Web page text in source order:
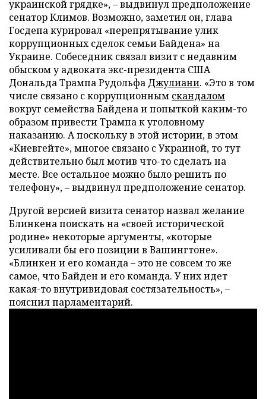
украинской грядке», – выдвинул предположение
сенатор Климов. Возможно, заметил он, глава
Госдепа курировал «перепрятывание улик
коррупционных сделок семьи Байдена» на
Украине. Собеседник связал визит с недавним
обыском у адвоката экс-президента США
Дональда Трампа Рудольфа Джулиани. «Это в том
числе связано с коррупционным скандалом
вокруг семейства Байдена и попыткой каким-то
образом привести Трампа к уголовному
наказанию. А поскольку в этой истории, в этом
«Киевгейте», многое связано с Украиной, то тут
действительно был мотив что-то сделать на
месте. Все остальное можно было решить по
телефону», – выдвинул предположение сенатор.
Другой версией визита сенатор назвал желание
Блинкена поискать на «своей исторической
родине» некоторые аргументы, «которые
усиливали бы его позиции в Вашингтоне».
«Блинкен и его команда – это не совсем то же
самое, что Байден и его команда. У них идет
какая-то внутривидовая состязательность», –
пояснил парламентарий.